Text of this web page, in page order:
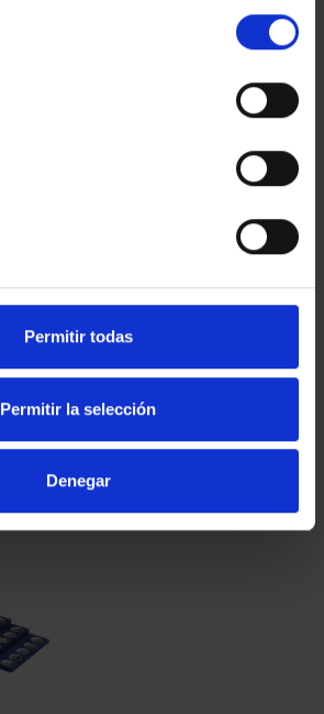
Permitir todas
Permitir la selección
Denegar
Sólo para usuarios
registrados
PROVINCIA 4
registrados